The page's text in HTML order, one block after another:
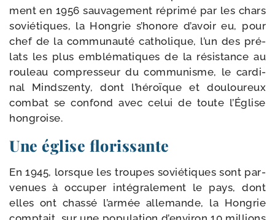
ment en 1956 sau­va­ge­ment répri­mé par les chars
sovié­tiques, la Hongrie s’ho­nore d’a­voir eu, pour
chef de la com­mu­nau­té catho­lique, l’un des pré­
lats les plus emblé­ma­tiques de la résis­tance au
rou­leau com­pres­seur du com­mu­nisme, le car­di­
nal Mindszenty, dont l’hé­roïque et dou­lou­reux
com­bat se confond avec celui de toute l’Église
hongroise.
Une église florissante
En 1945, lorsque les troupes sovié­tiques sont par­
ve­nues à occu­per inté­gra­le­ment le pays, dont
elles ont chas­sé l’ar­mée alle­mande, la Hongrie